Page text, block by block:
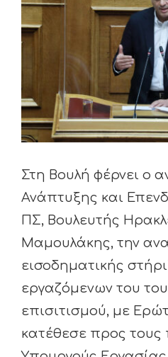
Στη Βουλή φέρνει ο
Ανάπτυξης και
ΠΣ, Βουλευτής
Μαμουλάκης, την
εισοδηματικής
εργαζόμενων του
επισιτισμού, με
κατέθεσε προς τους